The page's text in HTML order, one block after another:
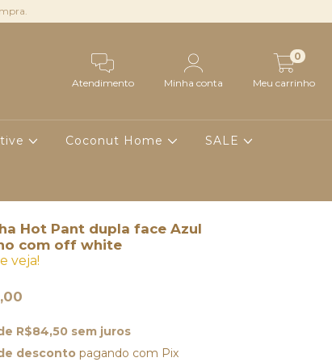
Atendimento Minha conta Meu carrinho
0
Coconut Home SALE
Hot Pant dupla face Azul
com off white
veja!
R$84,50 sem juros
desconto pagando com Pix